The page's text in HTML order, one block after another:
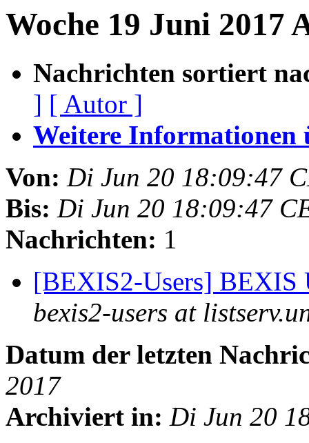
Woche 19 Juni 2017
Nachrichten sortiert
] [ Autor ]
Weitere Informationen
Von: Di Jun 20 18:09:47
Bis: Di Jun 20 18:09:47
Nachrichten: 1
[BEXIS2-Users]
bexis2-users at
Datum der letzten
2017
Archiviert in: Di Jun 20